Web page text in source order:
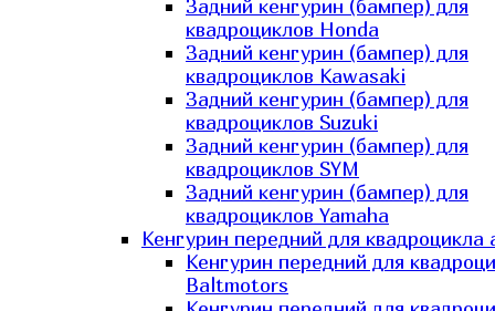
Задний кенгурин (бампер) для
квадроциклов Honda
Задний кенгурин (бампер) для
квадроциклов Kawasaki
Задний кенгурин (бампер) для
квадроциклов Suzuki
Задний кенгурин (бампер) для
квадроциклов SYM
Задний кенгурин (бампер) для
квадроциклов Yamaha
Кенгурин передний для квадроцикла
Кенгурин передний для
Baltmotors